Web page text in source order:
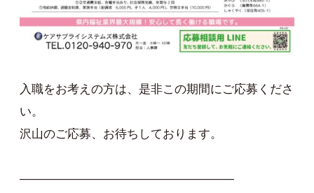
入職をお考えの方は、是非この期間にご応募くださ
い。
沢山のご応募、お待ちしております。
——————————————————